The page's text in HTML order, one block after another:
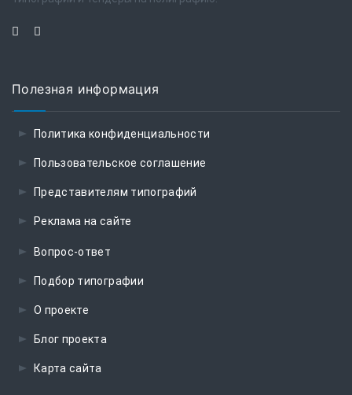
Полезная информация
Политика конфиденциальности
Пользовательское соглашение
Представителям типографий
Реклама на сайте
Вопрос-ответ
Подбор типографии
О проекте
Блог проекта
Карта сайта